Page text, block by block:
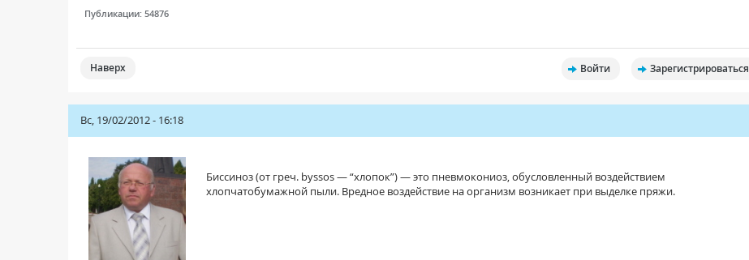
Публикации: 54876
Наверх Войти Зарегистрироваться
Вс, 19/02/2012 - 16:18
Биссиноз (от греч. byssos — “хлопок”) — это пневмокониоз, обусловленный воздействием
хлопчатобумажной пыли. Вредное воздействие на организм возникает при выделке пряжи.